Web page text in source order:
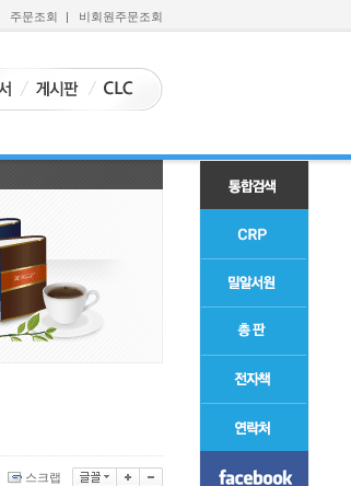
주문조회 | 비회원주문조회
스크랩